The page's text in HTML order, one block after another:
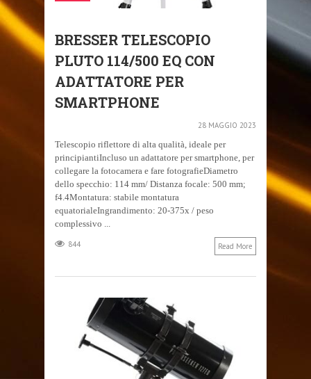
BRESSER TELESCOPIO
PLUTO 114/500 EQ CON
ADATTATORE PER
SMARTPHONE
28 MAGGIO 2023
Telescopio riflettore di alta qualità, ideale per
principiantiIncluso un adattatore per smartphone, per
collegare la fotocamera e fare fotografieDiametro
dello specchio: 114 mm/ Distanza focale: 500 mm;
f4.4Montatura: stabile montatura
equatorialeIngrandimento: 20-375x / peso
complessivo ...
844 Read More